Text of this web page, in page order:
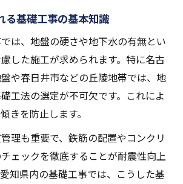
基礎工事期間を短縮するコツ
期間と住まい全体の工期の関係
知っておきたい基礎工事ポイント
の費用を抑える選択肢と注意点
の基礎工事費に影響する要素とは
基礎工事費用を見積もる際のコツ
果を重視した基礎工事の進め方
費用の相場と賢い依頼方法
る基礎工事の基本知識
は、地盤の硬さや地下水の有無とい
した施工が求められます。特に名古
や春日井市などの丘陵地帯では、地
工法の選定が不可欠です。これによ
きを防止します。
理も重要で、鉄筋の配置やコンクリ
ェックを徹底することが耐震性向上
知県内の基礎工事では、こうした基